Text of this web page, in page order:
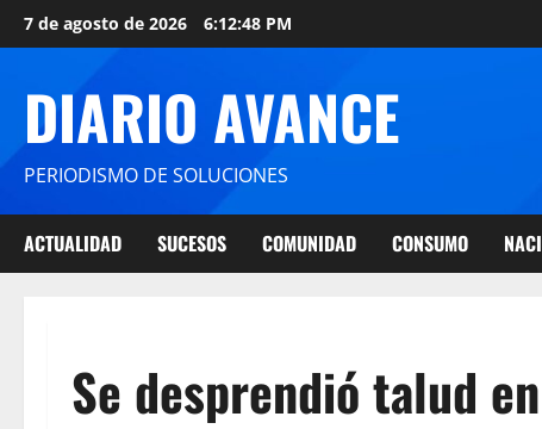
7 de agosto de 2026 6:12:49 PM
DIARIO AVANCE
PERIODISMO DE SOLUCIONES
ACTUALIDAD SUCESOS COMUNIDAD CONSUMO
Se desprendió talud